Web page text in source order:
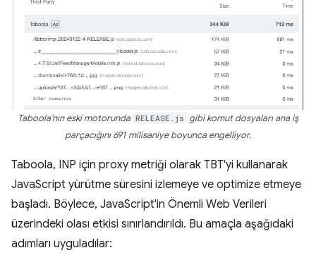
Taboola'nın eski motorunda RELEASE.js gibi komut dosyaları ana iş
parçacığını 691 milisaniye boyunca engelliyor.
Taboola, INP için proxy metriği olarak TBT'yi kullanarak
JavaScript yürütme süresini izlemeye ve optimize etmeye
başladı. Böylece, JavaScript'in Önemli Web Verileri
üzerindeki olası etkisi sınırlandırıldı. Bu amaçla aşağıdaki
adımları uyguladılar: